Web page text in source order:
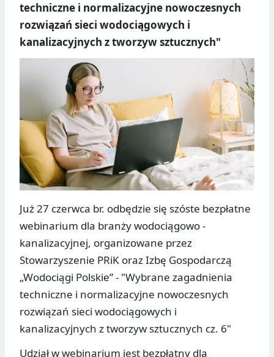
techniczne i normalizacyjne nowoczesnych
rozwiązań sieci wodociągowych i
kanalizacyjnych z tworzyw sztucznych"
Już 27 czerwca br. odbędzie się szóste bezpłatne
webinarium dla branży wodociągowo -
kanalizacyjnej, organizowane przez
Stowarzyszenie PRiK oraz Izbę Gospodarczą
„Wodociągi Polskie” - "Wybrane zagadnienia
techniczne i normalizacyjne nowoczesnych
rozwiązań sieci wodociągowych i
kanalizacyjnych z tworzyw sztucznych cz. 6"
Udział w webinarium jest bezpłatny dla